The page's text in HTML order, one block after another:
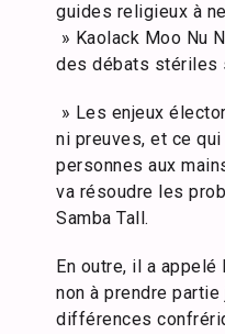
guides religieux à
» Kaolack Moo Nu
des débats stériles
» Les enjeux
ni preuves, et ce
personnes aux
va résoudre les
Samba Tall.
En outre, il a
non à prendre
différences